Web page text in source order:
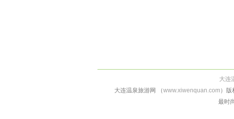
大连
大连温泉旅游网 （www.xiwenquan.com ）版
最时